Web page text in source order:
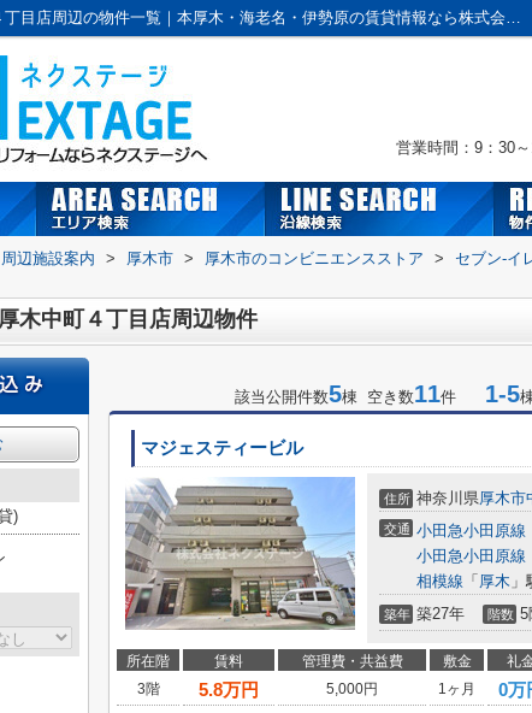
セブン-イレブン 厚木中町４丁目店周辺の物件一覧｜本厚木・海老名・伊勢原の賃貸情報なら株式会社ネクステージへおまかせ！
営業時間：9：30
周辺施設案内 > 厚木市 > 厚木市のコンビニエンスストア > セブン-イ
木中町４丁目店周辺物件
該当公開件数5棟 空き数11件 1-5
マジェスティービル
住所 神奈川県厚木市
交通 小田急小田原線
小田急小田原線
相模線 「 厚木
築年 築27年 階数 5
所在階 賃料 管理費・共益費 敷金 礼
3階
5.8万円 5,000円 1ヶ月 0万
)